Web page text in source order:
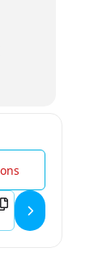
Karpova
mit